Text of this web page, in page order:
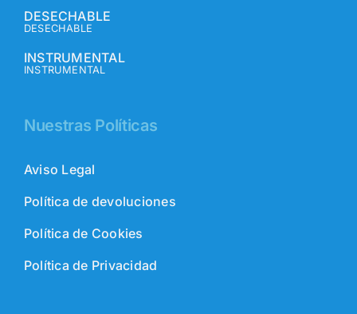
DESECHABLE
DESECHABLE
INSTRUMENTAL
INSTRUMENTAL
Nuestras Políticas
Aviso Legal
Política de devoluciones
Política de Cookies
Política de Privacidad